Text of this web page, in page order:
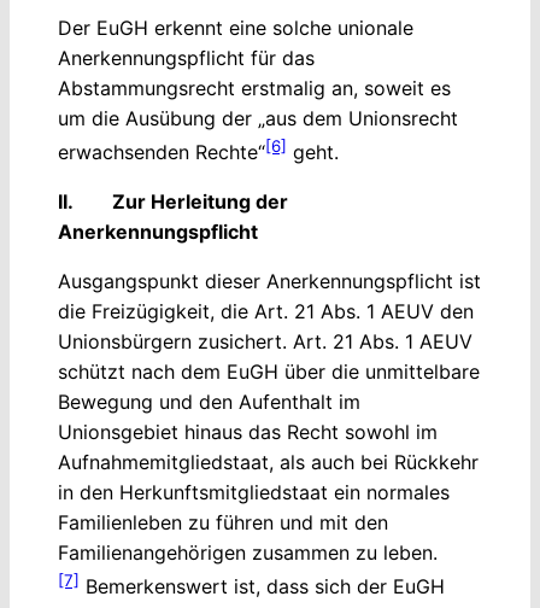
Der EuGH erkennt eine solche unionale
Anerkennungspflicht für das
Abstammungsrecht erstmalig an, soweit es
um die Ausübung der „aus dem Unionsrecht
erwachsenden Rechte“[6] geht.
II. Zur Herleitung der
Anerkennungspflicht
Ausgangspunkt dieser Anerkennungspflicht ist
die Freizügigkeit, die Art. 21 Abs. 1 AEUV den
Unionsbürgern zusichert. Art. 21 Abs. 1 AEUV
schützt nach dem EuGH über die unmittelbare
Bewegung und den Aufenthalt im
Unionsgebiet hinaus das Recht sowohl im
Aufnahmemitgliedstaat, als auch bei Rückkehr
in den Herkunftsmitgliedstaat ein normales
Familienleben zu führen und mit den
Familienangehörigen zusammen zu leben.
[7] Bemerkenswert ist, dass sich der EuGH